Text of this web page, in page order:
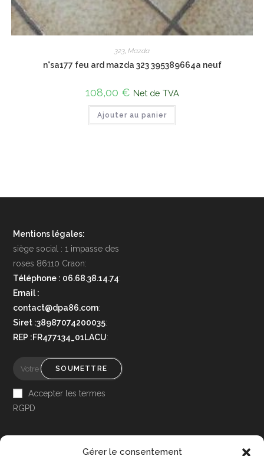
Gérer le consentement
323 Mazda
n°sa177 feu ard mazda 323 395389664a neuf
108,00 € Net de TVA
Ajouter au panier
Mentions légales:
siège social : 1 impasse des
roses 86110 Craon:
Téléphone : 06.68.38.14.74:
Email :
contact@dpa86.com:
Siret :38987074200035:
REP :FR477134_01LACU:
SOUMETTRE
Accepter les termes
RGPD